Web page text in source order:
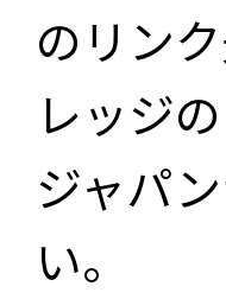
のリン
レッジ
ジャパ
い。